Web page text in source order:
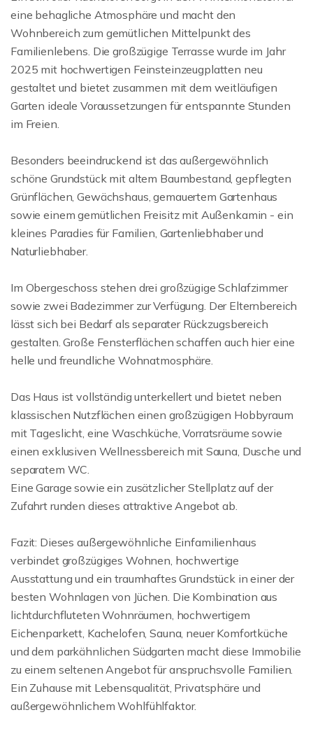
eine behagliche Atmosphäre und macht den
Wohnbereich zum gemütlichen Mittelpunkt des
Familienlebens. Die großzügige Terrasse wurde im Jahr
2025 mit hochwertigen Feinsteinzeugplatten neu
gestaltet und bietet zusammen mit dem weitläufigen
Garten ideale Voraussetzungen für entspannte Stunden
im Freien.
Besonders beeindruckend ist das außergewöhnlich
schöne Grundstück mit altem Baumbestand, gepflegten
Grünflächen, Gewächshaus, gemauertem Gartenhaus
sowie einem gemütlichen Freisitz mit Außenkamin - ein
kleines Paradies für Familien, Gartenliebhaber und
Naturliebhaber.
Im Obergeschoss stehen drei großzügige Schlafzimmer
sowie zwei Badezimmer zur Verfügung. Der Elternbereich
lässt sich bei Bedarf als separater Rückzugsbereich
gestalten. Große Fensterflächen schaffen auch hier eine
helle und freundliche Wohnatmosphäre.
Das Haus ist vollständig unterkellert und bietet neben
klassischen Nutzflächen einen großzügigen Hobbyraum
mit Tageslicht, eine Waschküche, Vorratsräume sowie
einen exklusiven Wellnessbereich mit Sauna, Dusche und
separatem WC.
Eine Garage sowie ein zusätzlicher Stellplatz auf der
Zufahrt runden dieses attraktive Angebot ab.
Fazit: Dieses außergewöhnliche Einfamilienhaus
verbindet großzügiges Wohnen, hochwertige
Ausstattung und ein traumhaftes Grundstück in einer der
besten Wohnlagen von Jüchen. Die Kombination aus
lichtdurchfluteten Wohnräumen, hochwertigem
Eichenparkett, Kachelofen, Sauna, neuer Komfortküche
und dem parkähnlichen Südgarten macht diese Immobilie
zu einem seltenen Angebot für anspruchsvolle Familien.
Ein Zuhause mit Lebensqualität, Privatsphäre und
außergewöhnlichem Wohlfühlfaktor.